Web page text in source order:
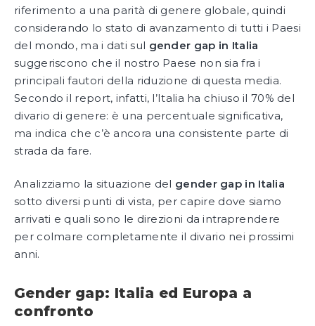
riferimento a una parità di genere globale, quindi
considerando lo stato di avanzamento di tutti i Paesi
del mondo, ma i dati sul gender gap in Italia
suggeriscono che il nostro Paese non sia fra i
principali fautori della riduzione di questa media.
Secondo il report, infatti, l’Italia ha chiuso il 70% del
divario di genere: è una percentuale significativa,
ma indica che c’è ancora una consistente parte di
strada da fare.
Analizziamo la situazione del gender gap in Italia
sotto diversi punti di vista, per capire dove siamo
arrivati e quali sono le direzioni da intraprendere
per colmare completamente il divario nei prossimi
anni.
Gender gap: Italia ed Europa a
confronto